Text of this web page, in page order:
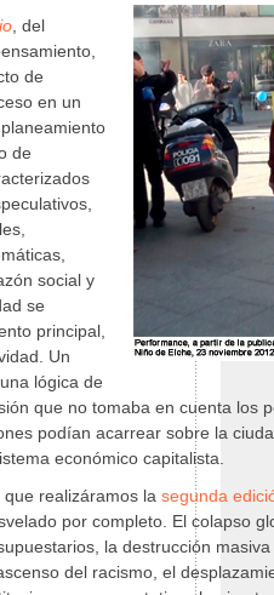
, del
de
en un
de
social y
se
principal,
Un
lógica de
que no tomaba en cuenta los
podían acarrear sobre la
económico capitalista.
realizáramos la segunda
por completo. El colapso
la destrucción
del racismo, el